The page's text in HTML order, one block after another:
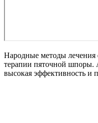
Народные методы
терапии пяточной
высокая эффективность и